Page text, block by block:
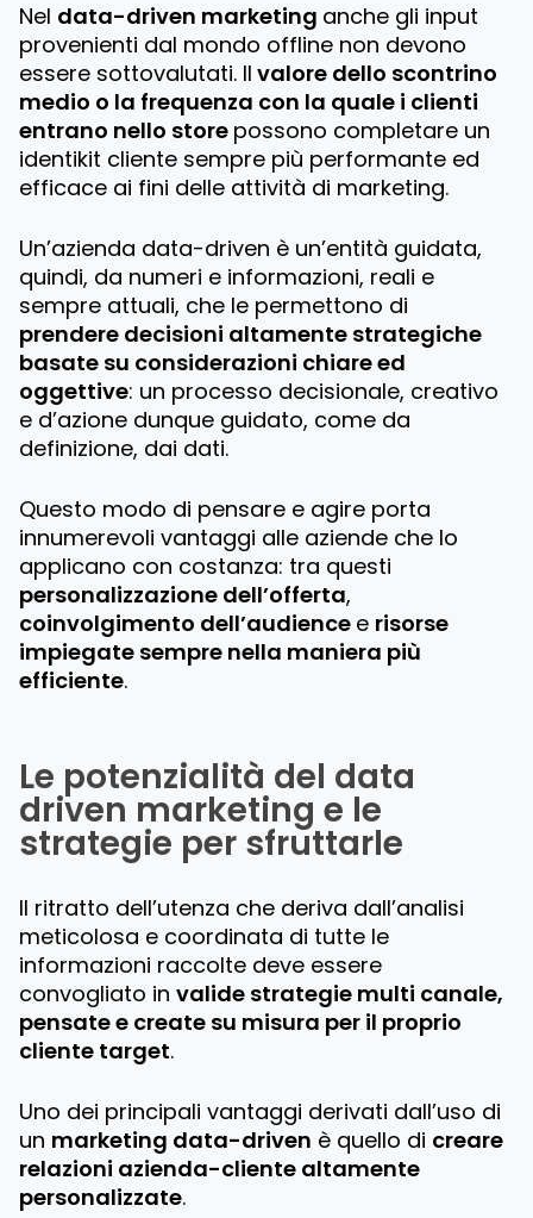
Nel data-driven marketing anche gli input
provenienti dal mondo offline non devono
essere sottovalutati. Il valore dello scontrino
medio o la frequenza con la quale i clienti
entrano nello store possono completare un
identikit cliente sempre più performante ed
efficace ai fini delle attività di marketing.
Un’azienda data-driven è un’entità guidata,
quindi, da numeri e informazioni, reali e
sempre attuali, che le permettono di
prendere decisioni altamente strategiche
basate su considerazioni chiare ed
oggettive: un processo decisionale, creativo
e d’azione dunque guidato, come da
definizione, dai dati.
Questo modo di pensare e agire porta
innumerevoli vantaggi alle aziende che lo
applicano con costanza: tra questi
personalizzazione dell’offerta,
coinvolgimento dell’audience e risorse
impiegate sempre nella maniera più
efficiente.
Le potenzialità del data
driven marketing e le
strategie per sfruttarle
Il ritratto dell’utenza che deriva dall’analisi
meticolosa e coordinata di tutte le
informazioni raccolte deve essere
convogliato invalide strategie multi canale,
pensate e create su misura per il proprio
cliente target.
Uno dei principali vantaggi derivati dall’uso di
un marketing data-driven è quello di creare
relazioni azienda-cliente altamente
personalizzate.